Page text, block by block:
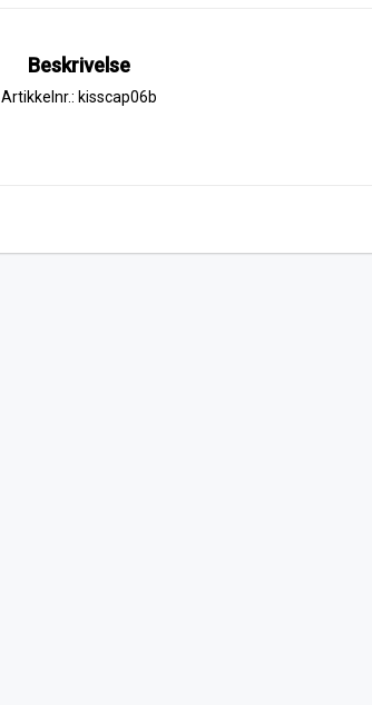
Beskrivelse
Artikkelnr.: kisscap06b